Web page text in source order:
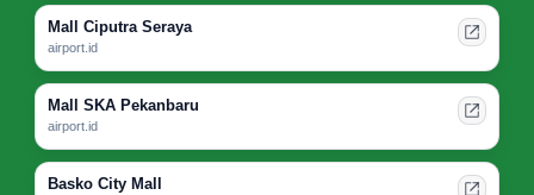
Mall Ciputra Seraya
airport.id
Mall SKA Pekanbaru
airport.id
Basko City Mall